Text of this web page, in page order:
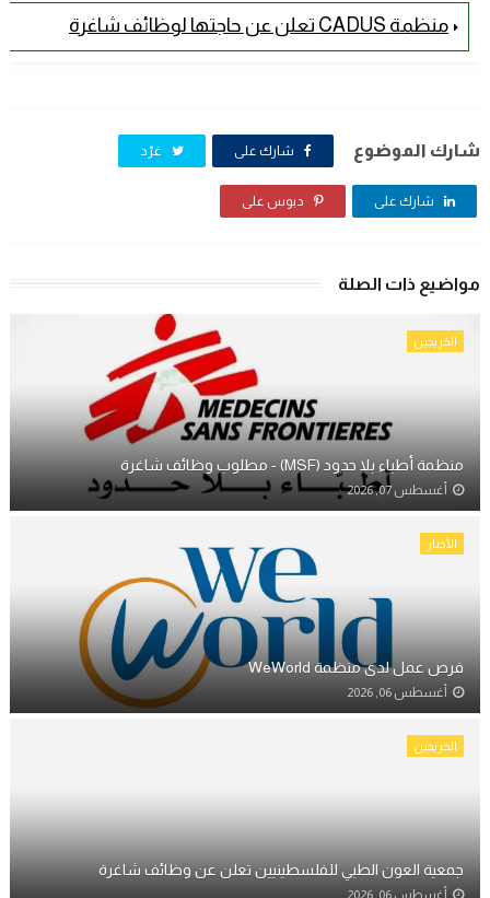
منظمة CADUS تعلن عن حاجتها لوظائف شاغرة
شارك الموضوع شارك على غرّد
شارك على دبوس على
مواضيع ذات الصلة
الخريجين
منظمة أطباء بلا حدود (MSF) - مطلوب وظائف شاغرة
أغسطس 07, 2026
الأخبار
فرص عمل لدى منظمة WeWorld
أغسطس 06, 2026
الخريجين
جمعية العون الطبي للفلسطينيين تعلن عن وظائف شاغرة
أغسطس 06, 2026